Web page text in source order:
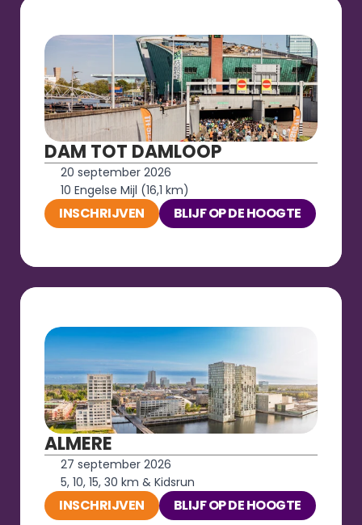
DAM TOT DAMLOOP
20 september 2026
10 Engelse Mijl (16,1 km)
INSCHRIJVEN BLIJF OP DE HOOGTE
ALMERE
27 september 2026
5, 10, 15, 30 km & Kidsrun
INSCHRIJVEN BLIJF OP DE HOOGTE